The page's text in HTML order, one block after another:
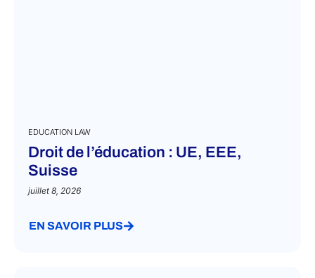
EDUCATION LAW
Droit de l’éducation : UE, EEE,
Suisse
juillet 8, 2026
EN SAVOIR PLUS